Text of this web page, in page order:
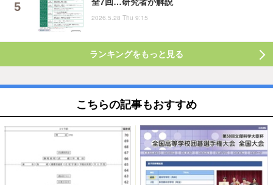
2026.5.28 Thu 9:15
ランキングをもっと見る
こちらの記事もおすすめ